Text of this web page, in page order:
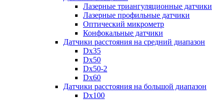
Лазерные триангуляционные датчики
Лазерные профильные датчики
Оптический микрометр
Конфокальные датчики
Датчики расстояния на средний диапазон
Dx35
Dx50
Dx50-2
Dx60
Датчики расстояния на большой диапазон
Dx100